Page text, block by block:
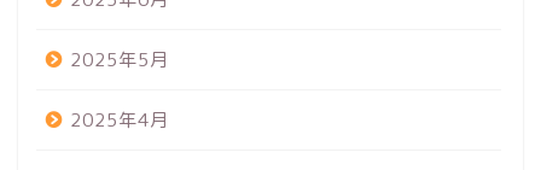
2025年5月
2025年4月